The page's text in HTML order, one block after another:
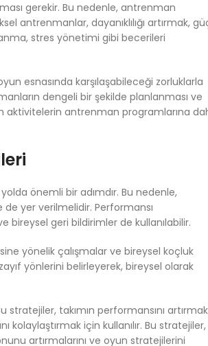
gerekir. Bu nedenle, antrenman
antrenmanlar, dayanıklılığı artırmak,
stres yönetimi gibi becerileri
esnasında karşılaşabileceği zorluklarla
dengeli bir şekilde planlanması ve
aktivitelerin antrenman programlarına
önemli bir adımdır. Bu nedenle,
yer verilmelidir. Performansı
bireysel geri bildirimler de kullanılabilir.
yönelik çalışmalar ve bireysel koçluk
yönlerini belirleyerek, bireysel olarak
stratejiler, takımın performansını
kolaylaştırmak için kullanılır. Bu stratejiler,
artırmalarını ve oyun stratejilerini